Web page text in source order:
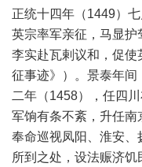
正统十四年（1449）
英宗率军亲征，马显
李实赴瓦剌议和，促
征事迹》）。景泰年
二年（1458），任四
军饷有条不紊，升任南
奉命巡视凤阳、淮安、
所到之处，设法赈济